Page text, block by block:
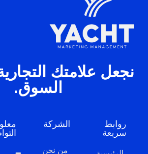
نجعل علامتك
السوق.
روابط
سريعة
الشركة
من نحن